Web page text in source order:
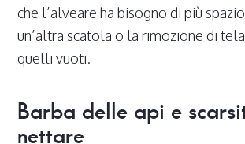
che l’alveare ha bisogno di più
un’altra scatola o la rimozione di
quelli vuoti.
Barba delle api e
nettare